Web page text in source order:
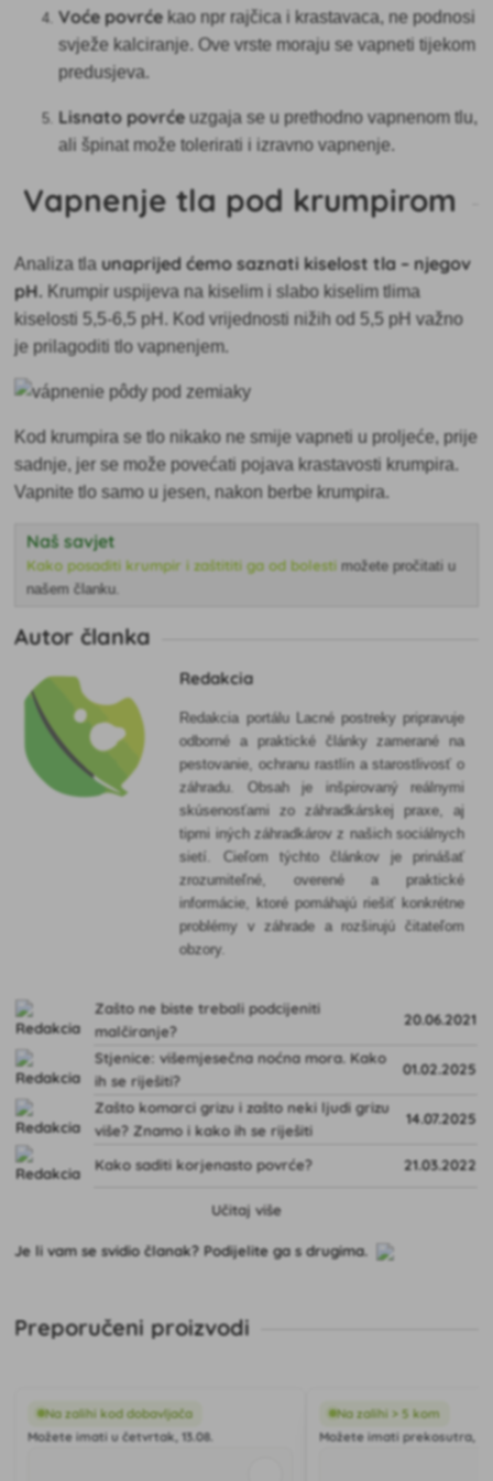
Voće povrćekao npr rajčica i krastavaca, ne podnosi
svježe kalciranje. Ove vrste moraju se vapneti tijekom
predusjeva.
Lisnato povrćeuzgaja se u prethodno vapnenom tlu,
ali špinat može tolerirati i izravno vapnenje.
Vapnenje tla pod krumpirom
Analiza tla unaprijed ćemo saznati kiselost tla – njegov
pH. Krumpir uspijeva na kiselim i slabo kiselim tlima
kiselosti 5,5-6,5 pH. Kod vrijednosti nižih od 5,5 pH važno
je prilagoditi tlo vapnenjem.
Kod krumpira se tlo nikako ne smije vapneti u proljeće, prije
sadnje, jer se može povećati pojava krastavosti krumpira.
Vapnite tlo samo u jesen, nakon berbe krumpira.
Naš savjet
Kako posaditi krumpir i zaštititi ga od bolesti možete pročitati u
našem članku.
Autor članka
Redakcia
Redakcia portálu Lacné postreky pripravuje
odborné a praktické články zamerané na
pestovanie, ochranu rastlín a starostlivosť o
záhradu. Obsah je inšpirovaný reálnymi
skúsenosťami zo záhradkárskej praxe, aj
tipmi iných záhradkárov z našich sociálnych
sietí. Cieľom týchto článkov je prinášať
zrozumiteľné, overené a praktické
informácie, ktoré pomáhajú riešiť konkrétne
problémy v záhrade a rozširujú čitateľom
obzory.
Zašto ne biste trebali podcijeniti
malčiranje?
20.06.2021
Stjenice: višemjesečna noćna mora. Kako
ih se riješiti?
01.02.2025
Zašto komarci grizu i zašto neki ljudi grizu
više? Znamo i kako ih se riješiti
14.07.2025
Kako saditi korjenasto povrće? 21.03.2022
Učitaj više
Je li vam se svidio članak? Podijelite ga s drugima.
Preporučeni proizvodi
Na zalihi kod dobavljača
Možete imati u četvrtak, 13.08.
Na zalihi > 5 kom
Možete imati prekosutra,